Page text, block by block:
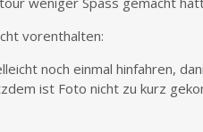
vorenthalten:
noch einmal hinfahren,
ist Foto nicht zu kurz